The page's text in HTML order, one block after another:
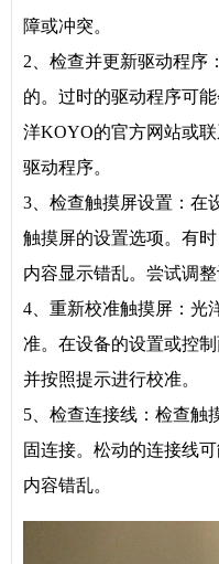
障或冲突。
2、检查并更新驱动程序
的。过时的驱动程序可
洋KOYO的官方网站或
驱动程序。
3、检查触摸屏设置：在
触摸屏的设置选项。有
内容显示错乱。尝试调
4、重新校准触摸屏：光
准。在设备的设置或控
并按照提示进行校准。
5、检查连接线：检查触
固连接。松动的连接线
内容错乱。